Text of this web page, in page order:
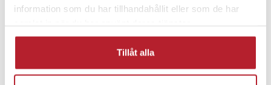
information som du har tillhandahållit eller som de har
Tillåt alla